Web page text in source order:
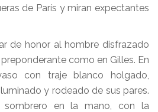
de París y miran expectantes
de honor al hombre disfrazado
como en Gilles. En
con traje blanco holgado,
y rodeado de sus pares.
sombrero en la mano, con la